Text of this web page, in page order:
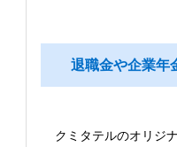
退職金や企業年
クミタテルのオリジ